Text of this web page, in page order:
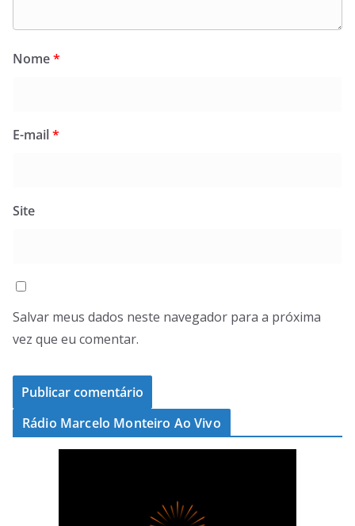
Nome*
E-mail*
Site
Salvar meus dados neste navegador para a próxima
vez que eu comentar.
Rádio Marcelo Monteiro Ao Vivo